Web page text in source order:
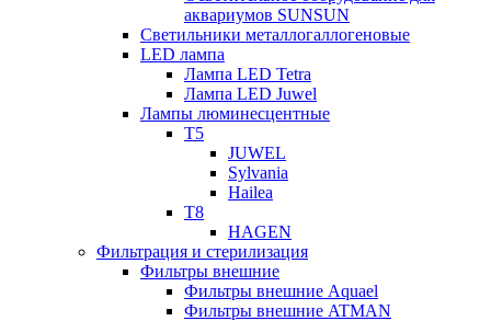
аквариумов SUNSUN
Светильники металлогаллогеновые
LED лампа
Лампа LED Tetra
Лампа LED Juwel
Лампы люминесцентные
T5
JUWEL
Sylvania
Hailea
T8
HAGEN
Фильтрация и стерилизация
Фильтры внешние
Фильтры внешние Aquael
Фильтры внешние ATMAN